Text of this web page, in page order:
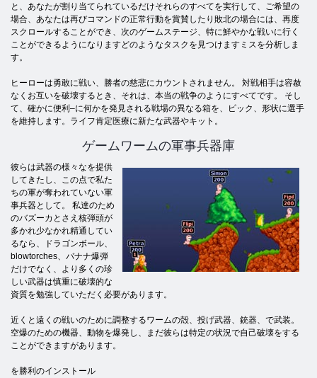
と、あなたが割り当てられているだけそれらのすべてを実行して、ご希望の
場合、あなたは再びコマンドの正常行動を賞賛したり敗北の場合には、再度
スクロールすることができ、次のゲームステージ、特に鮮やかな戦いに行く
ことができるようになりますどのようなタスクを見つけますミスを分析しま
す。
ヒーローは勇敢に戦い、勝者の慈悲にカウントされません。 対戦相手は容赦
なくお互いを破壊するとき、それは、本当の戦争のようにすべてです。 そし
て、確かに便利–に何かを発見される戦場の異なる箱を、ピック、形状に選手
を維持します。ライフ肯定医療に新たな武器やキット。
ゲームワームの軍事兵器庫
彼らは武器の様々なを提供
してきたし、この点で私た
ちの軍が奪われていない軍
事兵器として。 私達のため
のバズーカとさえ核弾頭が
多かれ少なかれ精通してい
るなら、ドラゴンボール、
blowtorches、バナナ爆弾
だけでなく、より多くの珍
しい武器は慎重に破壊的な
資質を勉強していただく必要があります。
近くと遠くの戦いのために調整するワームの殻、投げ武器、銃器、で武装。
空爆のための機器、動物を爆発し、まだ彼らは特定の状況で自己破壊をする
ことができますがあります。
を勝利のインストール